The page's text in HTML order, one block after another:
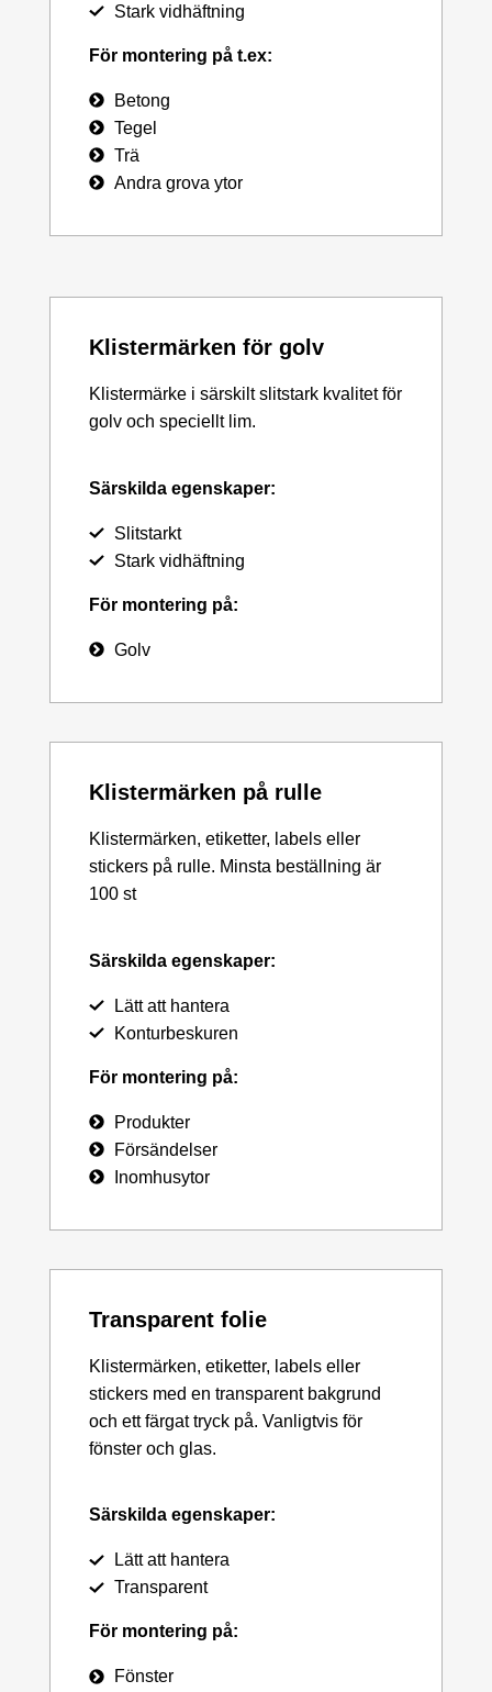
Stark vidhäftning
För montering på t.ex:
Betong
Tegel
Trä
Andra grova ytor
Klistermärken för golv
Klistermärke i särskilt slitstark kvalitet för
golv och speciellt lim.
Särskilda egenskaper:
Slitstarkt
Stark vidhäftning
För montering på:
Golv
Klistermärken på rulle
Klistermärken, etiketter, labels eller
stickers på rulle. Minsta beställning är
100 st
Särskilda egenskaper:
Lätt att hantera
Konturbeskuren
För montering på:
Produkter
Försändelser
Inomhusytor
Transparent folie
Klistermärken, etiketter, labels eller
stickers med en transparent bakgrund
och ett färgat tryck på. Vanligtvis för
fönster och glas.
Särskilda egenskaper:
Lätt att hantera
Transparent
För montering på:
Fönster